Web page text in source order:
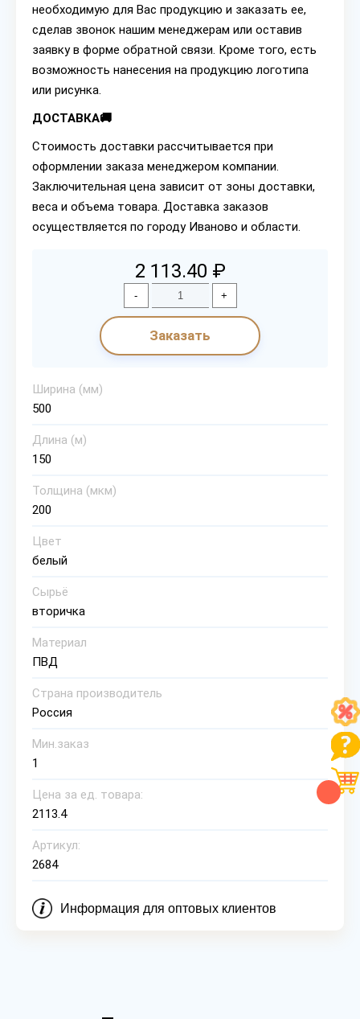
необходимую для Вас продукцию и заказать ее,
сделав звонок нашим менеджерам или оставив
заявку в форме обратной связи. Кроме того, есть
возможность нанесения на продукцию логотипа
или рисунка.
ДОСТАВКА🚚
Стоимость доставки рассчитывается при
оформлении заказа менеджером компании.
Заключительная цена зависит от зоны доставки,
веса и объема товара. Доставка заказов
осуществляется по городу Иваново и области.
2 113.40 ₽
- +
Заказать
Ширина (мм)
500
Длина (м)
150
Толщина (мкм)
200
Цвет
белый
Сырьё
вторичка
Материал
ПВД
Страна производитель
Россия
Мин.заказ
1
Цена за ед. товара:
2113.4
Артикул:
2684
Информация для оптовых клиентов